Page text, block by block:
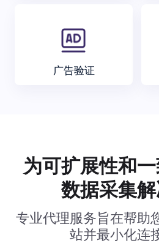
广告验证
为可扩展性和
数据采集
专业代理服务旨在帮助
站并最小化连